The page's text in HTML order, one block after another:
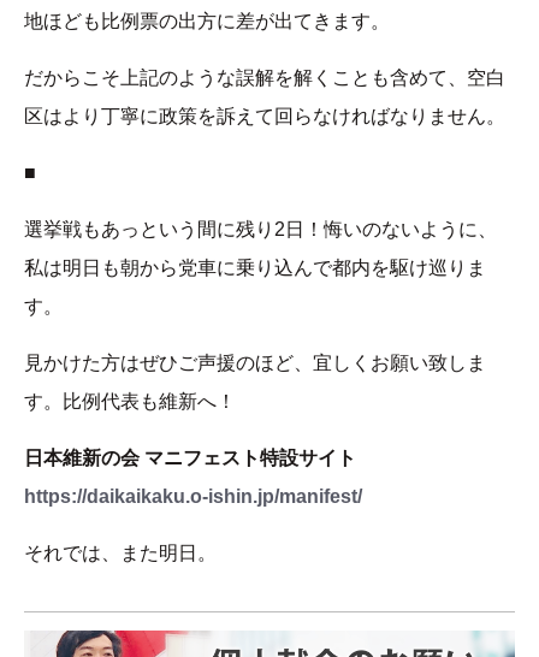
地ほども比例票の出方に差が出てきます。
だからこそ上記のような誤解を解くことも含めて、空白
区はより丁寧に政策を訴えて回らなければなりません。
■
選挙戦もあっという間に残り2日！悔いのないように、
私は明日も朝から党車に乗り込んで都内を駆け巡りま
す。
見かけた方はぜひご声援のほど、宜しくお願い致しま
す。比例代表も維新へ！
日本維新の会 マニフェスト特設サイト
https://daikaikaku.o-ishin.jp/manifest/
それでは、また明日。